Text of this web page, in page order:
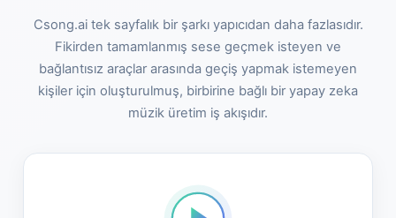
Csong.ai tek sayfalık bir şarkı yapıcıdan daha fazlasıdır.
Fikirden tamamlanmış sese geçmek isteyen ve
bağlantısız araçlar arasında geçiş yapmak istemeyen
kişiler için oluşturulmuş, birbirine bağlı bir yapay zeka
müzik üretim iş akışıdır.